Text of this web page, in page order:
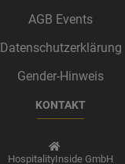
AGB Events
Datenschutzerklärung
Gender-Hinweis
KONTAKT
HospitalityInside GmbH